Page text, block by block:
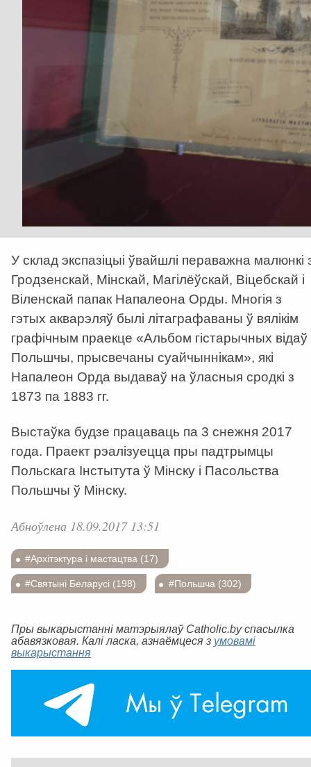
У склад экспазіцыі ўвайшлі пераважна малюнкі
Гродзенскай, Мінскай, Магілёўскай, Віцебскай і
Віленскай папак Напалеона Орды. Многія з
гэтых акварэляў былі літаграфаваны ў вялікім
графічным праекце «Альбом гістарычных відаў
Польшчы, прысвечаны суайчыннікам», які
Напалеон Орда выдаваў на ўласныя сродкі з
1873 па 1883 гг.
Выстаўка будзе працаваць па 3 снежня 2017
года. Праект рэалізуецца пры падтрымцы
Польскага Інстытута ў Мінску і Пасольства
Польшчы ў Мінску.
Абноўлена 18.09.2017 13:51
#Архітэктура і мастацтва (17)
#Святыні Беларусі (198) #Польшча (302)
Пры выкарыстанні матэрыялаў Catholic.by спасылка
абавязковая. Калі ласка, азнаёмцеся з умовамі
выкарыстання